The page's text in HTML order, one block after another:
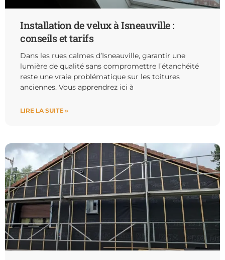
Installation de velux à Isneauville :
conseils et tarifs
Dans les rues calmes d’Isneauville, garantir une
lumière de qualité sans compromettre l’étanchéité
reste une vraie problématique sur les toitures
anciennes. Vous apprendrez ici à
LIRE LA SUITE »